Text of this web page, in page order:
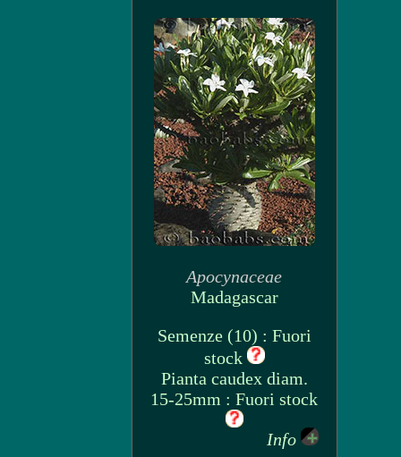
Apocynaceae
Madagascar
Semenze (10) : Fuori
stock
Pianta caudex diam.
15-25mm : Fuori stock
Info